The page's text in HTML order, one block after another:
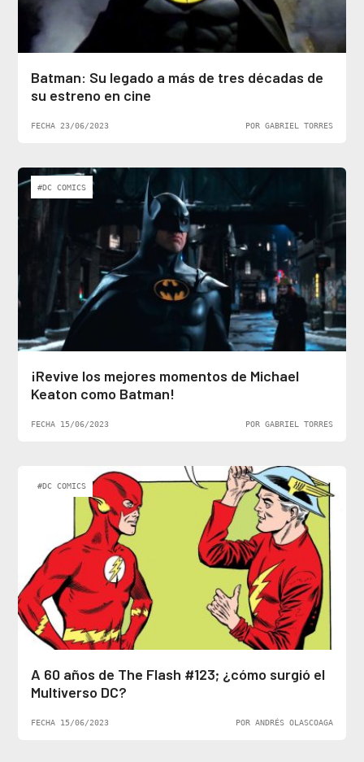
Batman: Su legado a más de tres décadas de
su estreno en cine
FECHA 23/06/2023 POR GABRIEL TORRES
#DC COMICS
¡Revive los mejores momentos de Michael
Keaton como Batman!
FECHA 15/06/2023 POR GABRIEL TORRES
#DC COMICS
A 60 años de The Flash #123; ¿cómo surgió el
Multiverso DC?
FECHA 15/06/2023 POR ANDRÉS OLASCOAGA